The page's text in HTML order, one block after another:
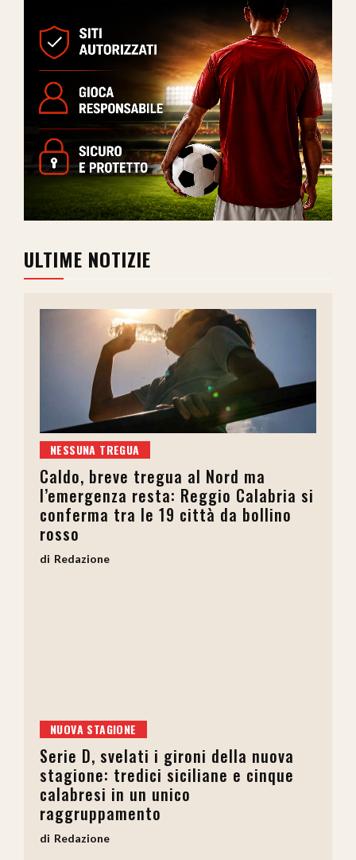
ULTIME NOTIZIE
NESSUNA TREGUA
Caldo, breve tregua al Nord ma
l’emergenza resta: Reggio Calabria si
conferma tra le 19 città da bollino
rosso
Redazione
NUOVA STAGIONE
Serie D, svelati i gironi della nuova
stagione: tredici siciliane e cinque
calabresi in un unico
raggruppamento
Redazione